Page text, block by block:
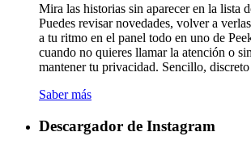
Mira las historias sin aparecer en la lista
Puedes revisar novedades, volver a
a tu ritmo en el panel todo en uno de
cuando no quieres llamar la atención o
mantener tu privacidad. Sencillo, discreto
Saber más
Descargador de Instagram